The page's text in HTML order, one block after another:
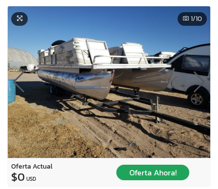
1/10
Oferta Actual
$0 USD
Oferta Ahora!